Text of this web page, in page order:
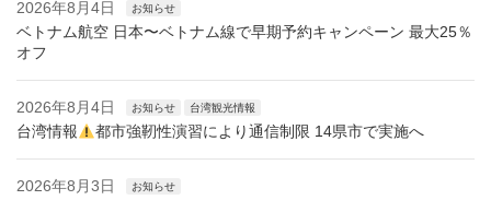
2026年8月4日 お知らせ
ベトナム航空 日本〜ベトナム線で早期予約キャンペーン 最大25％
オフ
2026年8月4日 お知らせ 台湾観光情報
台湾情報 都市強靭性演習により通信制限 14県市で実施へ
2026年8月3日 お知らせ